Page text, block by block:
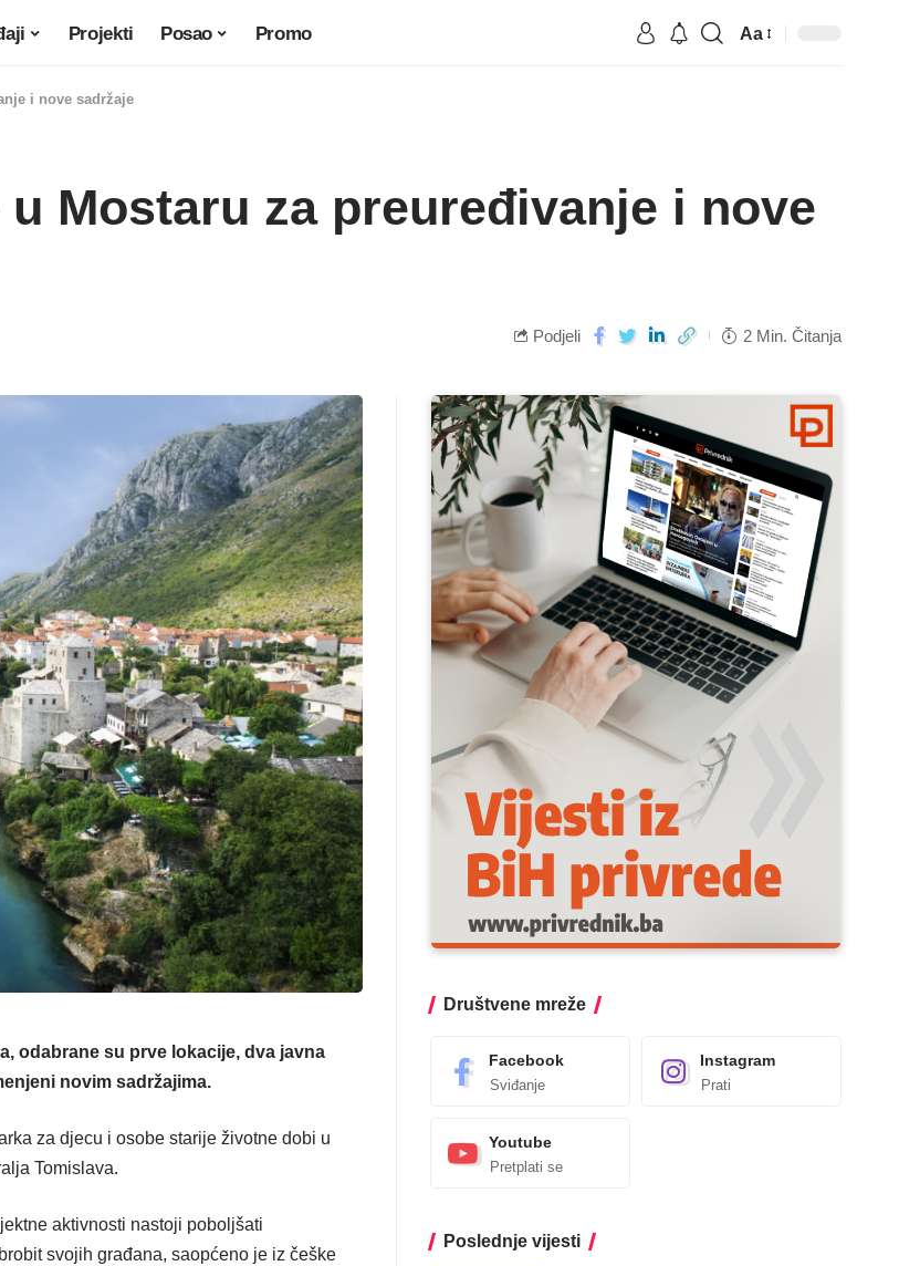
Projekti Posao Promo Aa
i nove sadržaje
Mostaru za preuređivanje i nove
Podjeli 2 Min. Čitanja
odabrane su prve lokacije, dva javna
novim sadržajima.
za djecu i osobe starije životne dobi u
Tomislava.
aktivnosti nastoji poboljšati
svojih građana, saopćeno je iz češke
Društvene mreže
Facebook
Sviđanje
Instagram
Prati
Youtube
Pretplati se
Poslednje vijesti